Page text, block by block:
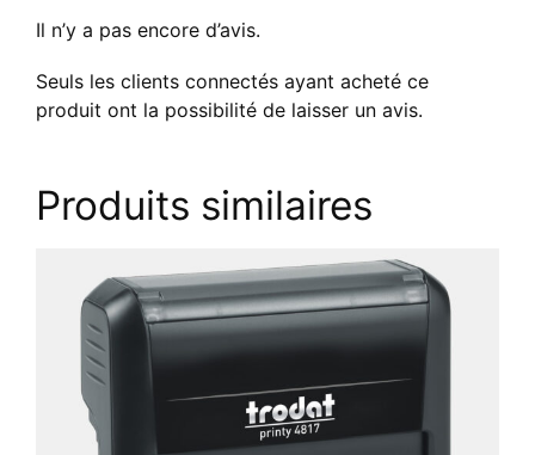
Il n’y a pas encore d’avis.
Seuls les clients connectés ayant acheté ce
produit ont la possibilité de laisser un avis.
Produits similaires